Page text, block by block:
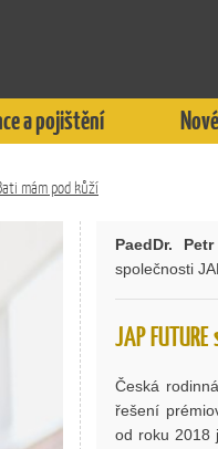
a pojištění
mám pod kůží
PaedDr.
společnosti
JAP
Česká
řešení
od roku 2018